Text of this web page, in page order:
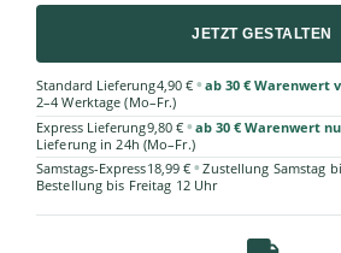
JETZT GESTALTEN
Standard Lieferung4,90 € • ab 30 € Warenwert
2–4 Werktage (Mo–Fr.)
Express Lieferung9,80 € • ab 30 € Warenwert
Lieferung in 24h (Mo–Fr.)
Samstags-Express18,99 € • Zustellung Samstag
Bestellung bis Freitag 12 Uhr